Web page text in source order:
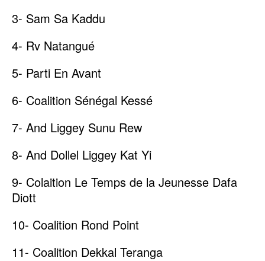
3- Sam Sa Kaddu
4- Rv Natangué
5- Parti En Avant
6- Coalition Sénégal Kessé
7- And Liggey Sunu Rew
8- And Dollel Liggey Kat Yi
9- Colaition Le Temps de la Jeunesse Dafa
Diott
10- Coalition Rond Point
11- Coalition Dekkal Teranga